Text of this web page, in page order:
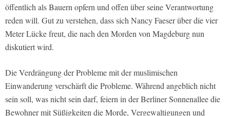
öffentlich als Bauern opfern und offen über seine Verantwortung
reden will. Gut zu verstehen, dass sich Nancy Faeser über die vier
Meter Lücke freut, die nach den Morden von Magdeburg nun
diskutiert wird.
Die Verdrängung der Probleme mit der muslimischen
Einwanderung verschärft die Probleme. Während angeblich nicht
sein soll, was nicht sein darf, feiern in der Berliner Sonnenallee die
Bewohner mit Süßigkeiten die Morde, Vergewaltigungen und